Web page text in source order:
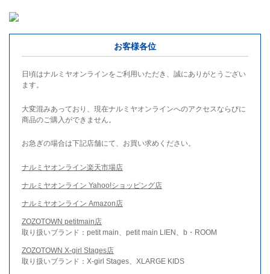
お客様各位
日頃はナルミヤオンラインをご利用いただき、誠にありがとうござい
ます。
大変混みあっており、現在ナルミヤオンラインへのアクセスならびに
商品のご購入ができません。
お急ぎの場合は下記店舗にて、お買い求めください。
ナルミヤオンライン楽天市場店
ナルミヤオンライン Yahoo!ショッピング店
ナルミヤオンライン Amazon店
ZOZOTOWN petitmain店
取り扱いブランド：petit main、petit main LIEN、b・ROOM
ZOZOTOWN X-girl Stages店
取り扱いブランド：X-girl Stages、XLARGE KIDS